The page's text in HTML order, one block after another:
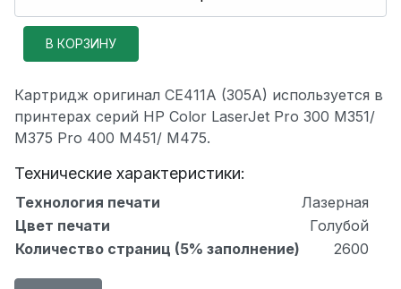
Картридж оригинал CE411A (305A) используется в
принтерах серий HP Color LaserJet Pro 300 M351/
M375 Pro 400 M451/ M475.
Технические характеристики:
Технология печати
Лазерная
Цвет печати
Голубой
Количество страниц (5% заполнение)
2600